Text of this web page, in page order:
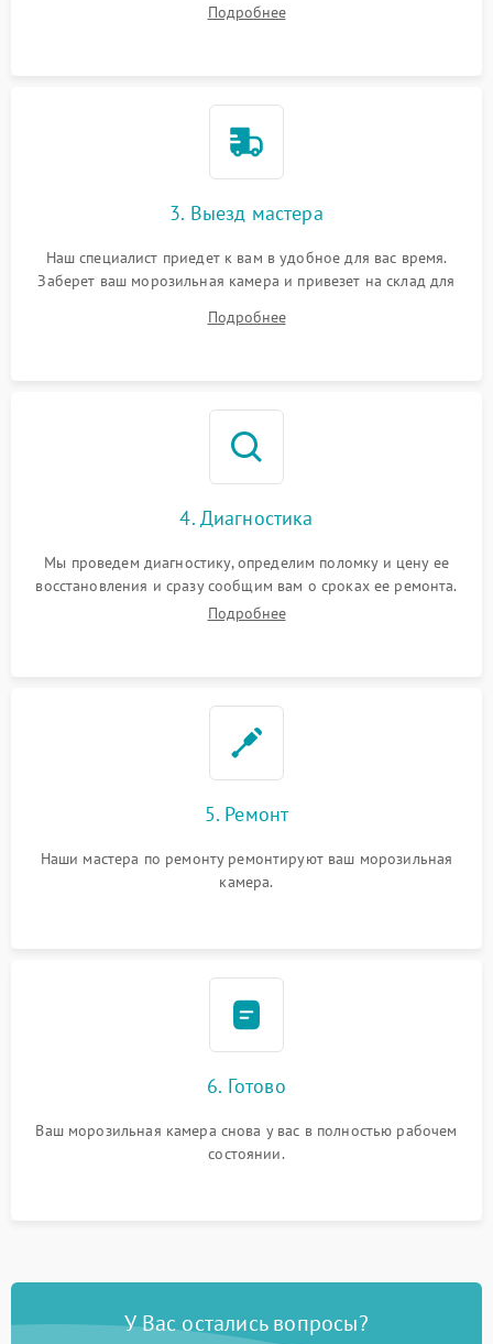
Подробнее
3. Выезд мастера
Наш специалист приедет к вам в удобное для вас время.
Заберет ваш морозильная камера и привезет на склад для
Подробнее
4. Диагностика
Мы проведем диагностику, определим поломку и цену ее
восстановления и сразу сообщим вам о сроках ее ремонта.
Подробнее
5. Ремонт
Наши мастера по ремонту ремонтируют ваш морозильная
камера.
6. Готово
Ваш морозильная камера снова у вас в полностью рабочем
состоянии.
У Вас остались вопросы?